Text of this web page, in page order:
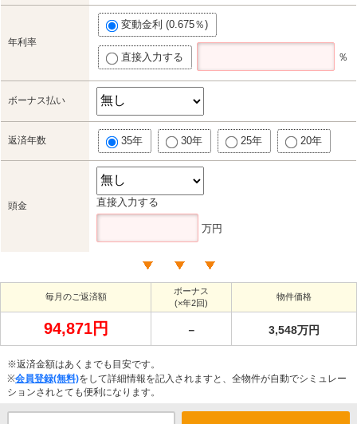
年利率
変動金利 (0.675％)
直接入力する ％
ボーナス払い
返済年数 35年 30年 25年 20年
頭金 直接入力する
万円
毎月のご返済額
ボーナス
(×年2回)
物件価格
94,871円 － 3,548万円
※返済金額はあくまでも目安です。
※会員登録(無料)をして詳細情報を記入されますと、全物件が自動でシミュレー
ションされとても便利になります。